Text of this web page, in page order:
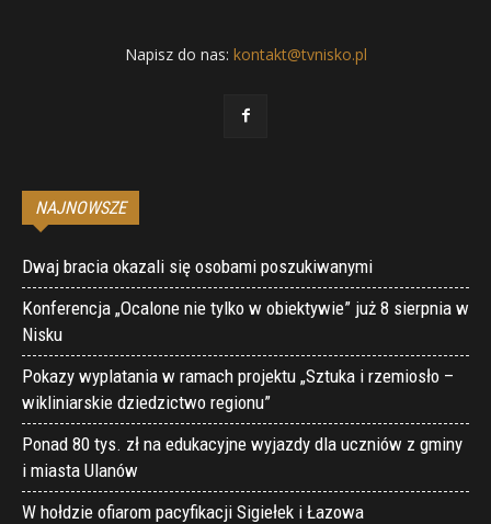
Napisz do nas: kontakt@tvnisko.pl
NAJNOWSZE
Dwaj bracia okazali się osobami poszukiwanymi
Konferencja „Ocalone nie tylko w obiektywie” już 8 sierpnia w
Nisku
Pokazy wyplatania w ramach projektu „Sztuka i rzemiosło –
wikliniarskie dziedzictwo regionu”
Ponad 80 tys. zł na edukacyjne wyjazdy dla uczniów z gminy
i miasta Ulanów
W hołdzie ofiarom pacyfikacji Sigiełek i Łazowa